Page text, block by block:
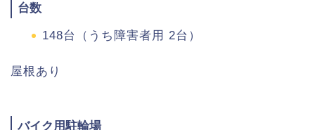
台数
148台（うち障害者用 2台）
屋根あり
バイク用駐輪場